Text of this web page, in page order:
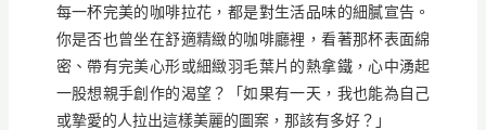
每一杯完美的咖啡拉花，都是對生活品味的細膩宣告。
你是否也曾坐在舒適精緻的咖啡廳裡，看著那杯表面綿
密、帶有完美心形或細緻羽毛葉片的熱拿鐵，心中湧起
一股想親手創作的渴望？「如果有一天，我也能為自己
或摯愛的人拉出這樣美麗的圖案，那該有多好？」